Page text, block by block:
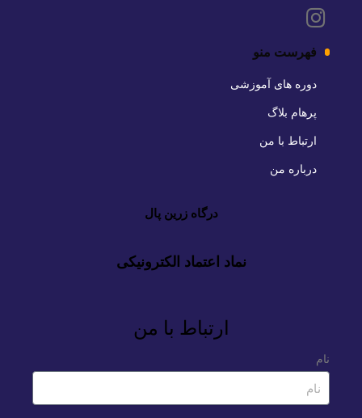
فهرست منو
دوره های آموزشی
پرهام بلاگ
ارتباط با من
درباره من
درگاه زرین پال
نماد اعتماد الکترونیکی
ارتباط با من
نام